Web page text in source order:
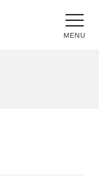
MENU